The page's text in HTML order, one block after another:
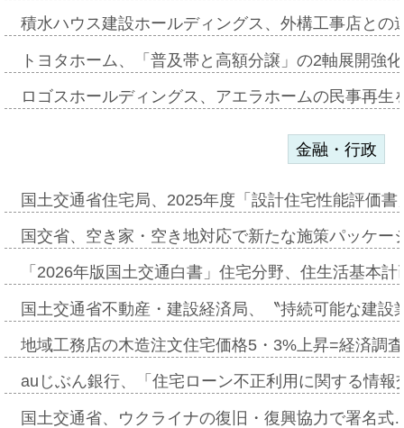
積水ハウス建設ホールディングス、外構工事店と
トヨタホーム、「普及帯と高額分譲」の2軸展開強
ロゴスホールディングス、アエラホームの民事再
金融・行政
国土交通省住宅局、2025年度「設計住宅性能評価
国交省、空き家・空き地対応で新たな施策パッケ
「2026年版国土交通白書」住宅分野、住生活基本
国土交通省不動産・建設経済局、〝持続可能な建
地域工務店の木造注文住宅価格5・3%上昇=経済調
auじぶん銀行、「住宅ローン不正利用に関する情
国土交通省、ウクライナの復旧・復興協力で署名